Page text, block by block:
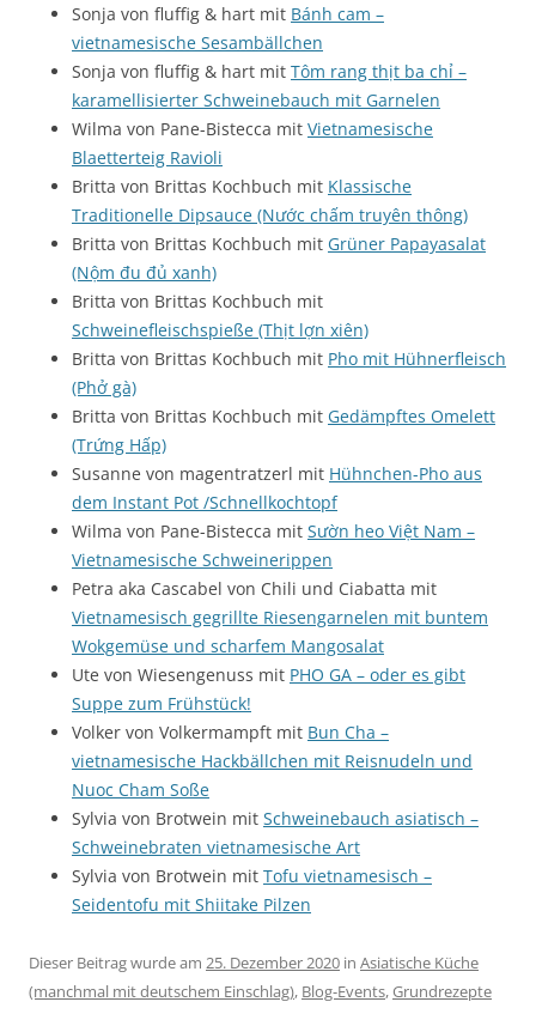
Sonja von fluffig & hart mit Bánh cam –
vietnamesische Sesambällchen
Sonja von fluffig & hart mit Tôm rang thịt ba chỉ –
karamellisierter Schweinebauch mit Garnelen
Wilma von Pane-Bistecca mit Vietnamesische
Blaetterteig Ravioli
Britta von Brittas Kochbuch mit Klassische
Traditionelle Dipsauce (Nước chấm truyên thông)
Britta von Brittas Kochbuch mit Grüner Papayasalat
(Nộm đu đủ xanh)
Britta von Brittas Kochbuch mit
Schweinefleischspieße (Thịt lợn xiên)
Britta von Brittas Kochbuch mit Pho mit Hühnerfleisch
(Phở gà)
Britta von Brittas Kochbuch mit Gedämpftes Omelett
(Trứng Hấp)
Susanne von magentratzerl mit Hühnchen-Pho aus
dem Instant Pot /Schnellkochtopf
Wilma von Pane-Bistecca mit Sườn heo Việt Nam –
Vietnamesische Schweinerippen
Petra aka Cascabel von Chili und Ciabatta mit
Vietnamesisch gegrillte Riesengarnelen mit buntem
Wokgemüse und scharfem Mangosalat
Ute von Wiesengenuss mit PHO GA – oder es gibt
Suppe zum Frühstück!
Volker von Volkermampft mit Bun Cha –
vietnamesische Hackbällchen mit Reisnudeln und
Nuoc Cham Soße
Sylvia von Brotwein mit Schweinebauch asiatisch –
Schweinebraten vietnamesische Art
Sylvia von Brotwein mit Tofu vietnamesisch –
Seidentofu mit Shiitake Pilzen
Dieser Beitrag wurde am 25. Dezember 2020 in Asiatische Küche
(manchmal mit deutschem Einschlag), Blog-Events,Grundrezepte